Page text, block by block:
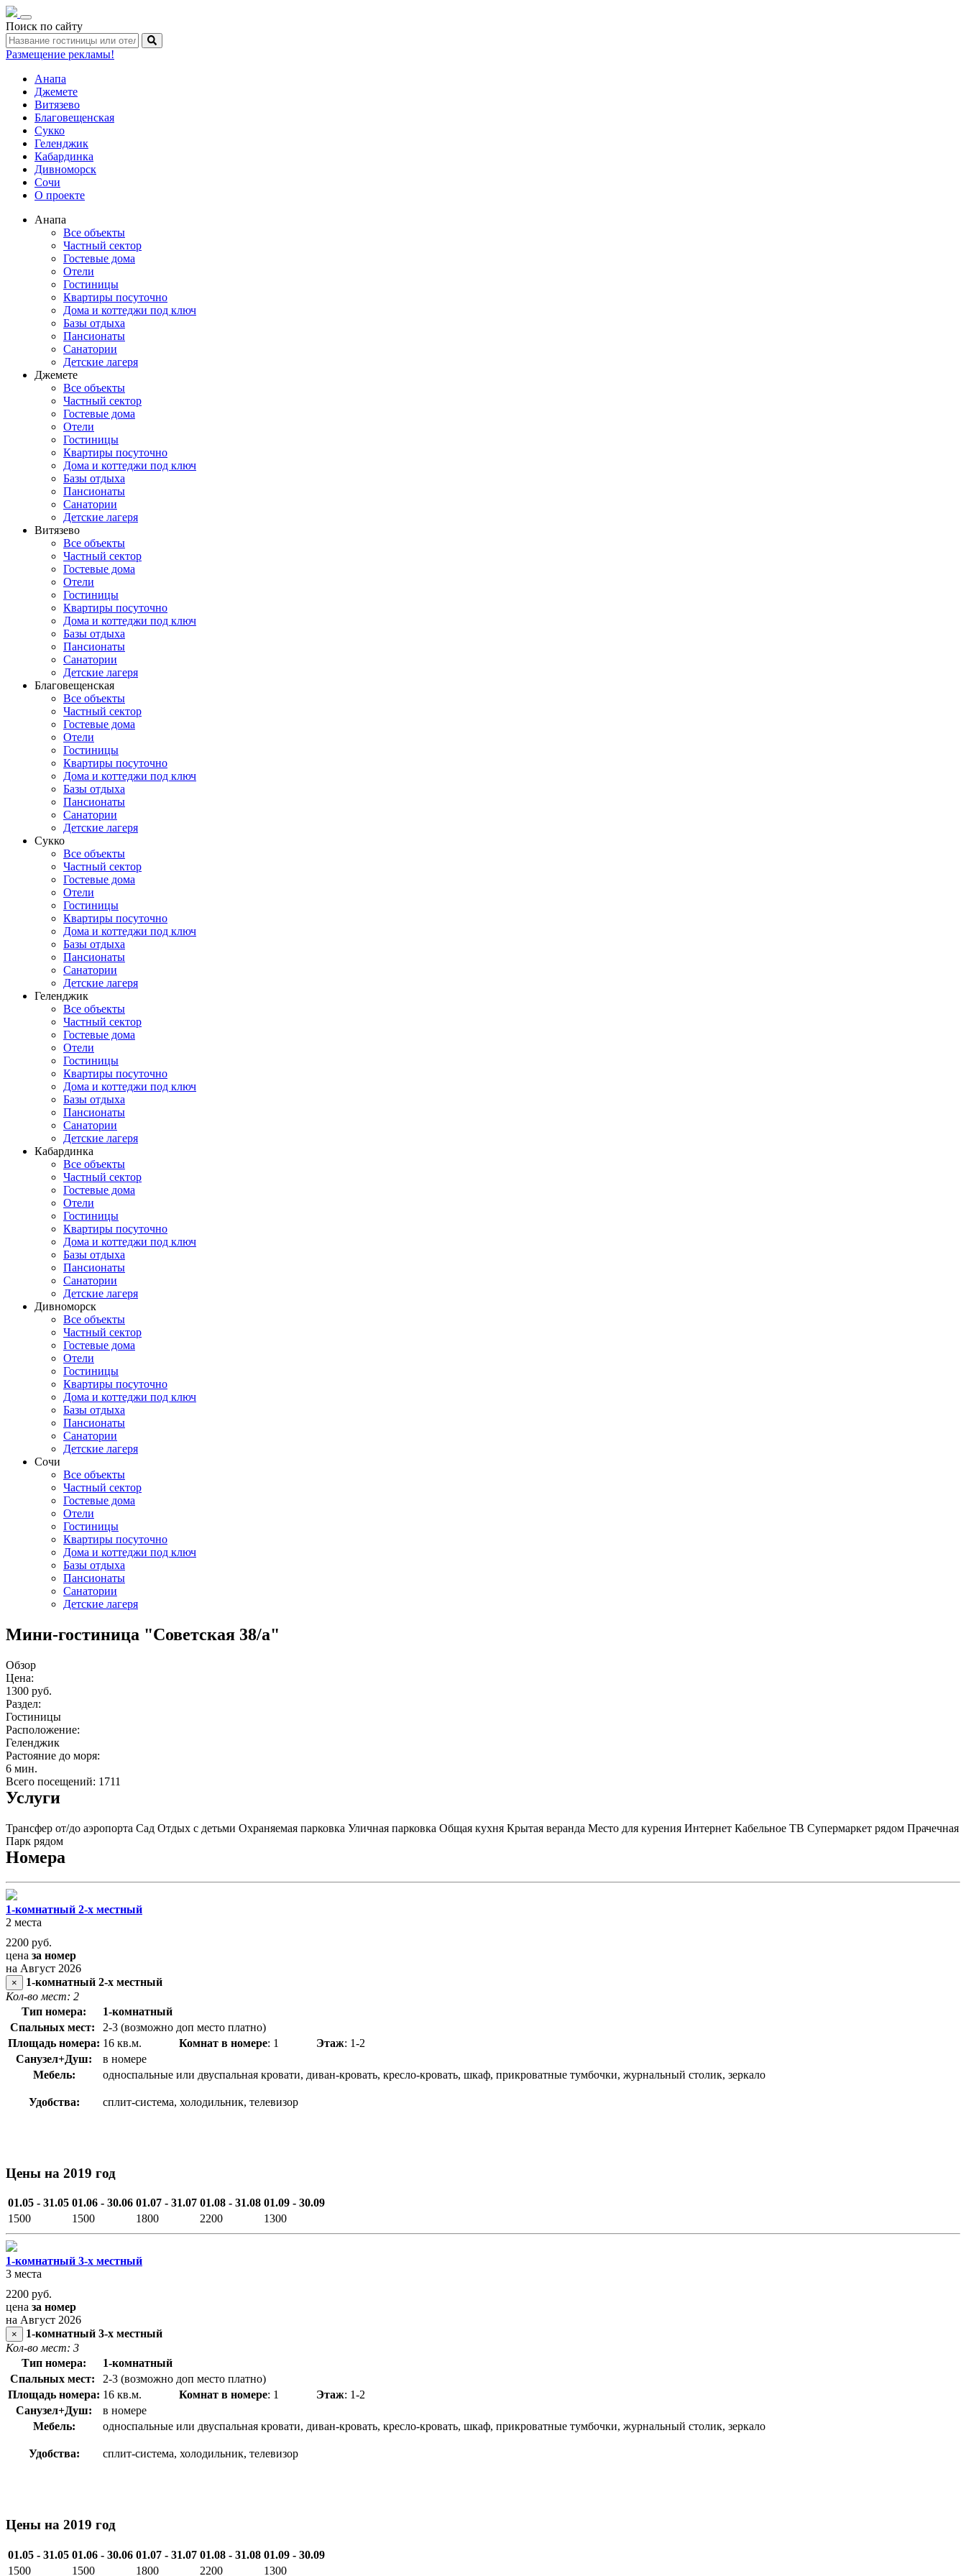
Toggle
navigation
Поиск по сайту
Размещение рекламы!
Анапа
Джемете
Витязево
Благовещенская
Сукко
Геленджик
Кабардинка
Дивноморск
Сочи
О проекте
Анапа
Все объекты
Частный сектор
Гостевые дома
Отели
Гостиницы
Квартиры посуточно
Дома и коттеджи под ключ
Базы отдыха
Пансионаты
Санатории
Детские лагеря
Джемете
Все объекты
Частный сектор
Гостевые дома
Отели
Гостиницы
Квартиры посуточно
Дома и коттеджи под ключ
Базы отдыха
Пансионаты
Санатории
Детские лагеря
Витязево
Все объекты
Частный сектор
Гостевые дома
Отели
Гостиницы
Квартиры посуточно
Дома и коттеджи под ключ
Базы отдыха
Пансионаты
Санатории
Детские лагеря
Благовещенская
Все объекты
Частный сектор
Гостевые дома
Отели
Гостиницы
Квартиры посуточно
Дома и коттеджи под ключ
Базы отдыха
Пансионаты
Санатории
Детские лагеря
Сукко
Все объекты
Частный сектор
Гостевые дома
Отели
Гостиницы
Квартиры посуточно
Дома и коттеджи под ключ
Базы отдыха
Пансионаты
Санатории
Детские лагеря
Геленджик
Все объекты
Частный сектор
Гостевые дома
Отели
Гостиницы
Квартиры посуточно
Дома и коттеджи под ключ
Базы отдыха
Пансионаты
Санатории
Детские лагеря
Кабардинка
Все объекты
Частный сектор
Гостевые дома
Отели
Гостиницы
Квартиры посуточно
Дома и коттеджи под ключ
Базы отдыха
Пансионаты
Санатории
Детские лагеря
Дивноморск
Все объекты
Частный сектор
Гостевые дома
Отели
Гостиницы
Квартиры посуточно
Дома и коттеджи под ключ
Базы отдыха
Пансионаты
Санатории
Детские лагеря
Сочи
Все объекты
Частный сектор
Гостевые дома
Отели
Гостиницы
Квартиры посуточно
Дома и коттеджи под ключ
Базы отдыха
Пансионаты
Санатории
Детские лагеря
Мини-гостиница "Советская 38/а"
Обзор
Цена:
1300 руб.
Раздел:
Гостиницы
Расположение:
Геленджик
Растояние до моря:
6 мин.
Всего посещений: 1711
Услуги
Трансфер от/до аэропорта Сад Отдых с детьми Охраняемая парковка Уличная парковка Общая кухня Крытая веранда Место для курения Интернет Кабельное ТВ Супермаркет рядом Прачечная
Парк рядом
Номера
1-комнатный 2-х местный
2 места
2200 руб.
цена за номер
на Август 2026
×
1-комнатный 2-х местный
Кол-во мест: 2
Тип номера:
1-комнатный
Спальных мест:
2-3 (возможно доп место платно)
Площадь номера: 16 кв.м. Комнат в номере: 1 Этаж: 1-2
Санузел+Душ:
в номере
Мебель:
односпальные или двуспальная кровати, диван-кровать, кресло-кровать, шкаф, прикроватные тумбочки, журнальный столик, зеркало
Удобства: сплит-система, холодильник, телевизор
Цены на 2019 год
01.05 - 31.05 01.06 - 30.06 01.07 - 31.07 01.08 - 31.08 01.09 - 30.09
1500
1500 1800 2200 1300
1-комнатный 3-х местный
3 места
2200 руб.
цена за номер
на Август 2026
×
1-комнатный 3-х местный
Кол-во мест: 3
Тип номера:
1-комнатный
Спальных мест:
2-3 (возможно доп место платно)
Площадь номера: 16 кв.м. Комнат в номере: 1 Этаж: 1-2
Санузел+Душ:
в номере
Мебель:
односпальные или двуспальная кровати, диван-кровать, кресло-кровать, шкаф, прикроватные тумбочки, журнальный столик, зеркало
Удобства: сплит-система, холодильник, телевизор
Цены на 2019 год
01.05 - 31.05 01.06 - 30.06 01.07 - 31.07 01.08 - 31.08 01.09 - 30.09
1500
1500 1800 2200 1300